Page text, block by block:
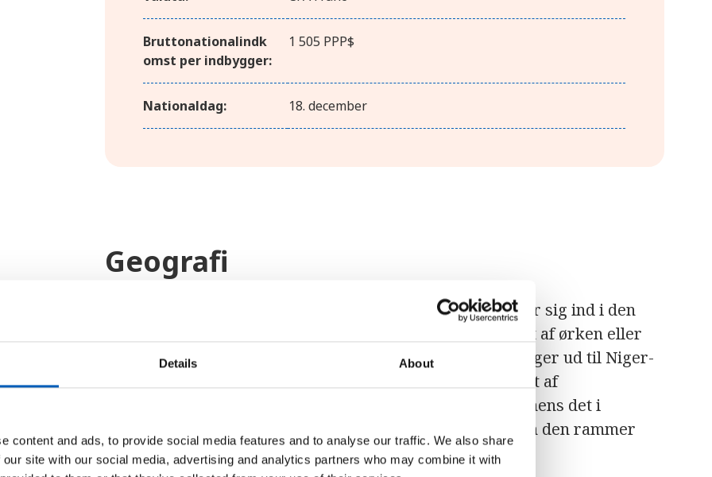
Details About
content and ads, to provide social media features and to analyse our traffic. We also share
site with our social media, advertising and analytics partners who may combine it with
Bruttonationalindk
omst per indbygger:
1 505 PPP$
Nationaldag: 18. december
Geografi
Niger er et fladt land uden kyst. Sahara-ørkenen strækker sig ind i den
nordlige del af landet, og to tredjedele af Niger er dækket af ørken eller
halvørken. Områderne i sydvest er mere frugtbare og ligger ud til Niger-
floden. Klimaet i landet er varmt og tørt, og landet er ramt af
tilbagevendende tørke. I sydvest falder der noget regn, mens det i
ørkenområderne er så varmt, at regnen fordamper, inden den rammer
jorden.